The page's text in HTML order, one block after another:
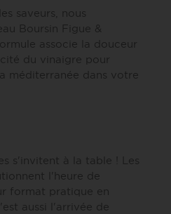
saveurs, nous
Boursin Figue &
associe la douceur
du vinaigre pour
méditerranée dans votre
s'invitent à la table ! Les
l'heure de
format pratique en
aussi l'arrivée de